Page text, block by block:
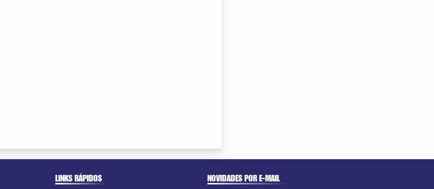
LINKS RÁPIDOS NOVIDADES POR E-MAIL